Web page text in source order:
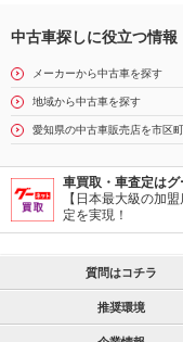
中古車探しに役立つ情報
メーカーから中古車を探す
地域から中古車を探す
愛知県の中古車販売店を市区
車買取・車査定は
【日本最大級の加
定を実現！
質問はコチラ
推奨環境